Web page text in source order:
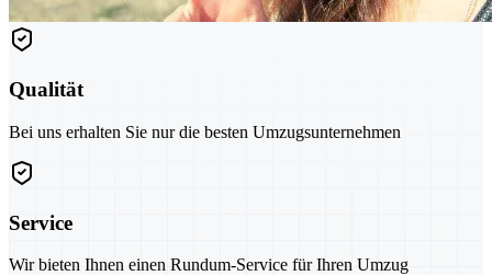
Qualität
Bei uns erhalten Sie nur die besten Umzugsunternehmen
Service
Wir bieten Ihnen einen Rundum-Service für Ihren Umzug